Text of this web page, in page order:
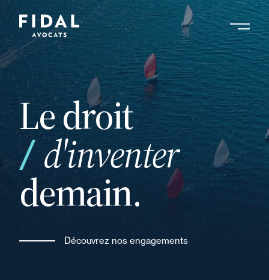
Aller
au
contenu
principalRechercher un mot clé, un professionnel ....
Le droit
d'inventer
demain.
Découvrez nos engagements
vos